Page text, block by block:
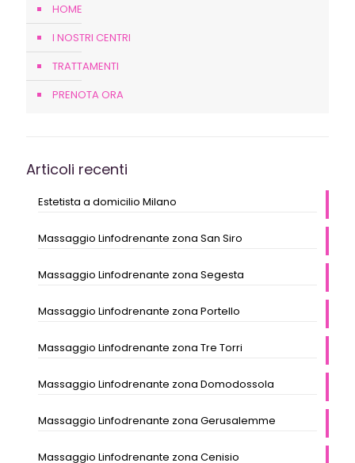
HOME
I NOSTRI CENTRI
TRATTAMENTI
PRENOTA ORA
Articoli recenti
Estetista a domicilio Milano
Massaggio Linfodrenante zona San Siro
Massaggio Linfodrenante zona Segesta
Massaggio Linfodrenante zona Portello
Massaggio Linfodrenante zona Tre Torri
Massaggio Linfodrenante zona Domodossola
Massaggio Linfodrenante zona Gerusalemme
Massaggio Linfodrenante zona Cenisio